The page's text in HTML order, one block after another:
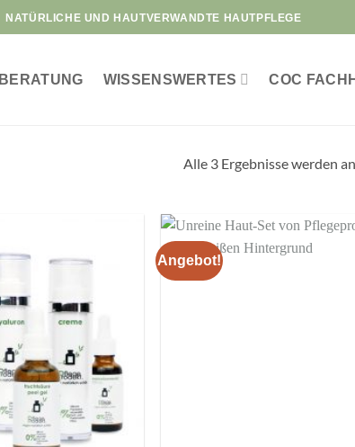
NATÜRLICHE UND HAUTVERWANDTE HAUTPFLEGE
BERATUNG WISSENSWERTES COC
Alle 3 Ergebnisse werden
Angebot!